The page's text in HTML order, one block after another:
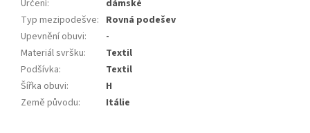
Určení:
dámské
Typ mezipodešve: Rovná podešev
Upevnění obuvi:
-
Materiál svršku:
Textil
Podšívka:
Textil
Šířka obuvi:
H
Země původu: Itálie